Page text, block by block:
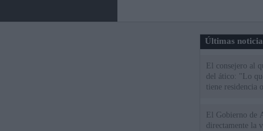
Últimas
El consejero al
del ático: "Lo
tiene residencia
El Gobierno de
directamente la